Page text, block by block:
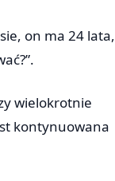
on ma 24 lata,
wielokrotnie
kontynuowana